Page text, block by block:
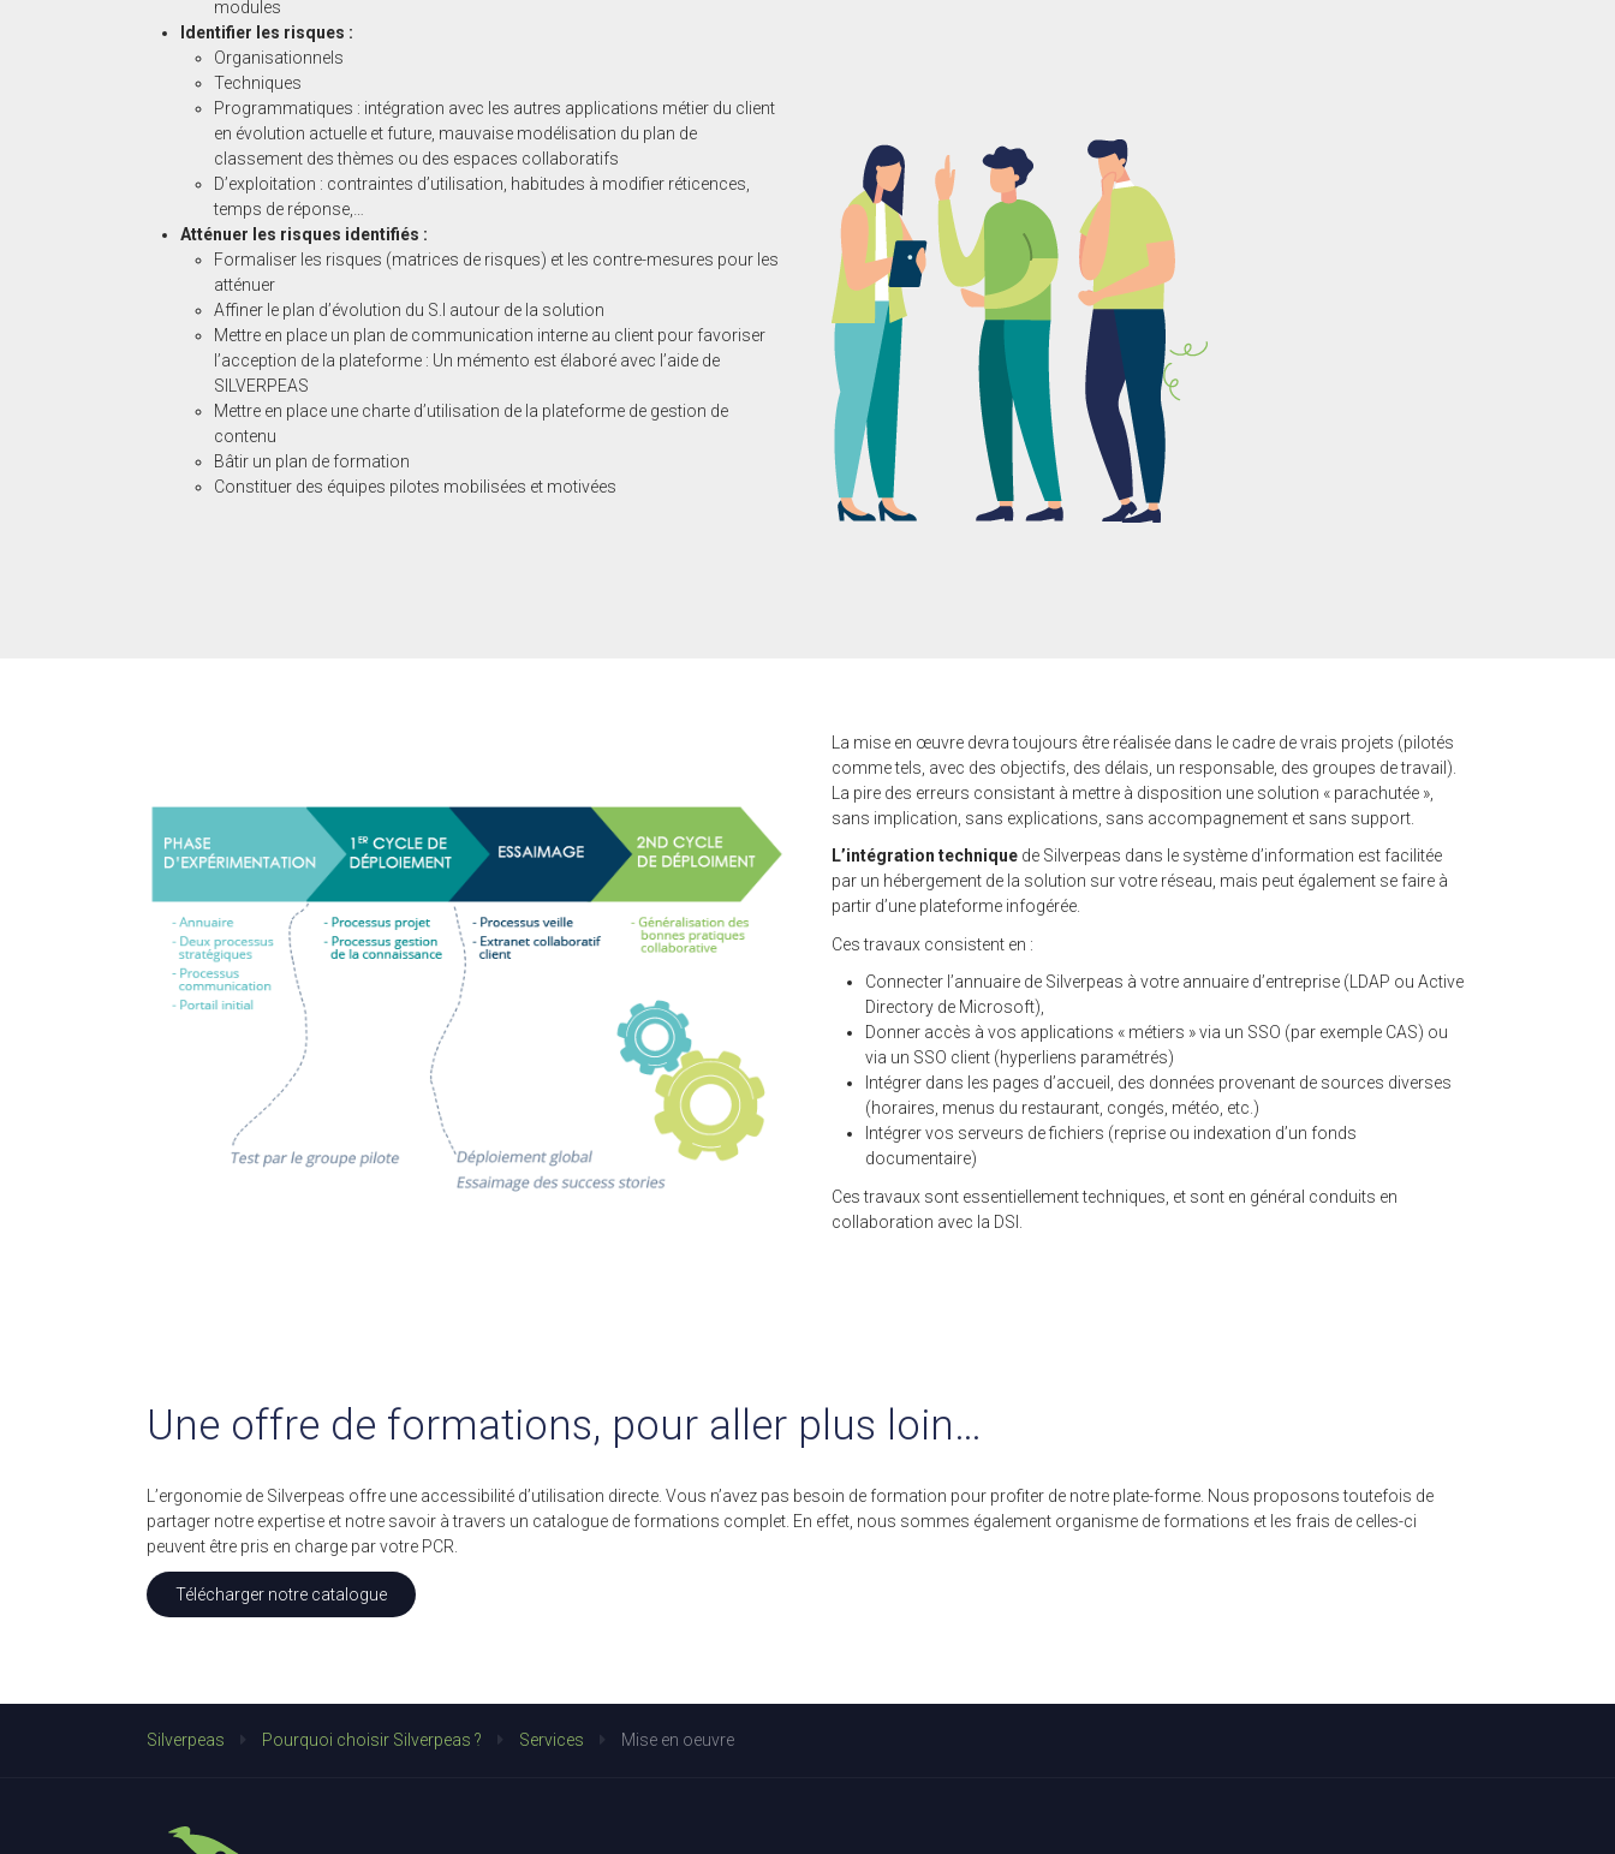
modules
Identifier les risques :
Organisationnels
Techniques
Programmatiques : intégration avec les autres applications métier du client
en évolution actuelle et future, mauvaise modélisation du plan de
classement des thèmes ou des espaces collaboratifs
D’exploitation : contraintes d’utilisation, habitudes à modifier réticences,
temps de réponse,…
Atténuer les risques identifiés :
Formaliser les risques (matrices de risques) et les contre-mesures pour les
atténuer
Affiner le plan d’évolution du S.I autour de la solution
Mettre en place un plan de communication interne au client pour favoriser
l’acception de la plateforme : Un mémento est élaboré avec l’aide de
SILVERPEAS
Mettre en place une charte d’utilisation de la plateforme de gestion de
contenu
Bâtir un plan de formation
Constituer des équipes pilotes mobilisées et motivées
La mise en œuvre devra toujours être réalisée dans le cadre de vrais projets (pilotés
comme tels, avec des objectifs, des délais, un responsable, des groupes de travail).
La pire des erreurs consistant à mettre à disposition une solution « parachutée »,
sans implication, sans explications, sans accompagnement et sans support.
L’intégration technique de Silverpeas dans le système d’information est facilitée
par un hébergement de la solution sur votre réseau, mais peut également se faire à
partir d’une plateforme infogérée.
Ces travaux consistent en :
Connecter l’annuaire de Silverpeas à votre annuaire d’entreprise (LDAP ou Active
Directory de Microsoft),
Donner accès à vos applications « métiers » via un SSO (par exemple CAS) ou
via un SSO client (hyperliens paramétrés)
Intégrer dans les pages d’accueil, des données provenant de sources diverses
(horaires, menus du restaurant, congés, météo, etc.)
Intégrer vos serveurs de fichiers (reprise ou indexation d’un fonds
documentaire)
Ces travaux sont essentiellement techniques, et sont en général conduits en
collaboration avec la DSI.
Une offre de formations, pour aller plus loin…
L’ergonomie de Silverpeas offre une accessibilité d’utilisation directe. Vous n’avez pas besoin de formation pour profiter de notre plate-forme. Nous proposons toutefois de
partager notre expertise et notre savoir à travers un catalogue de formations complet. En effet, nous sommes également organisme de formations et les frais de celles-ci
peuvent être pris en charge par votre PCR.
Télécharger notre catalogue
Silverpeas Pourquoi choisir Silverpeas ? Services Mise en oeuvre